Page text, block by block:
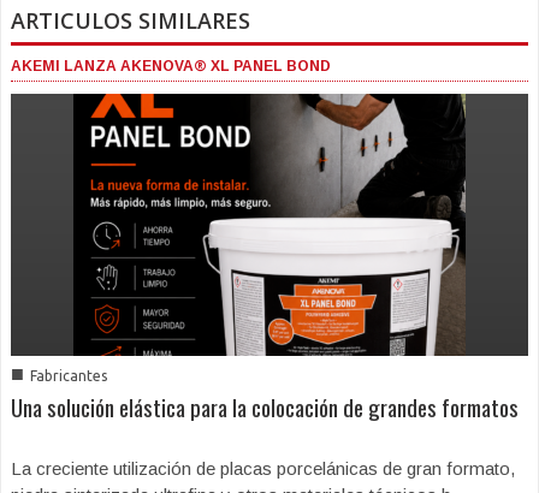
ARTICULOS SIMILARES
AKEMI LANZA AKENOVA® XL PANEL BOND
■ Fabricantes
Una solución elástica para la colocación de grandes formatos
La creciente utilización de placas porcelánicas de gran formato,